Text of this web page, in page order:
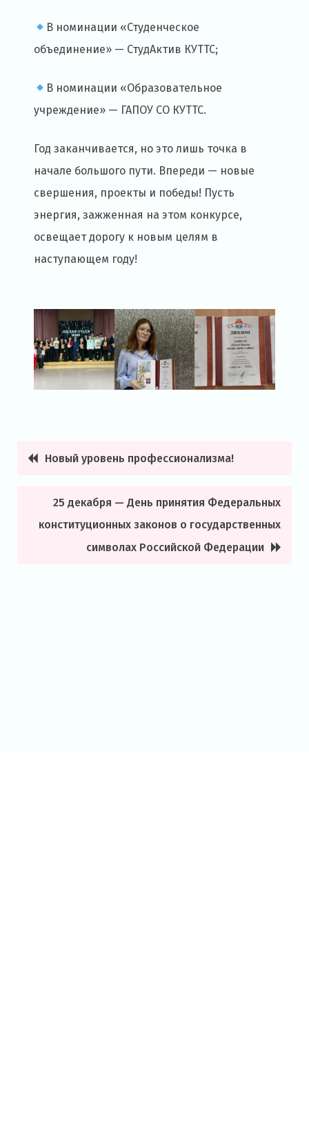
В номинации «Студенческое
объединение» — СтудАктив КУТТС;
В номинации «Образовательное
учреждение» — ГАПОУ СО КУТТС.
Год заканчивается, но это лишь точка в
начале большого пути. Впереди — новые
свершения, проекты и победы! Пусть
энергия, зажженная на этом конкурсе,
освещает дорогу к новым целям в
наступающем году!
Навигация
записям
Новый уровень профессионализма!
25 декабря — День принятия Федеральных
конституционных законов о государственных
символах Российской Федерации